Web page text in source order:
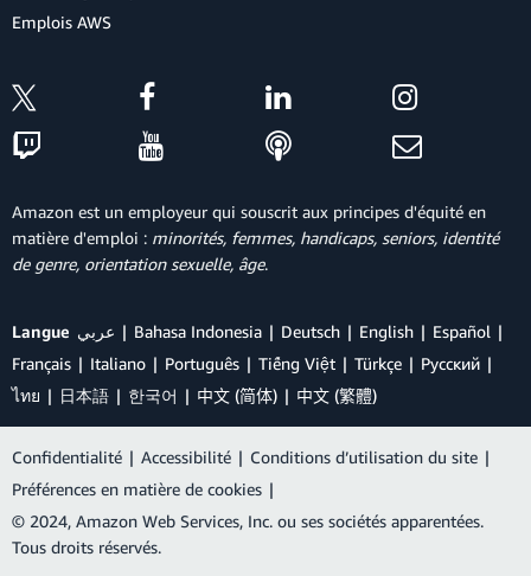
Emplois AWS
Amazon est un employeur qui souscrit aux principes d'équité en
matière d'emploi : minorités, femmes, handicaps, seniors, identité
de genre, orientation sexuelle, âge.
Langue عربي Bahasa Indonesia Deutsch English
Español
Français
Italiano Português Tiếng Việt Türkçe
Ρусский
ไทย
日本語 한국어 中文 (简体) 中文 (繁體)
Confidentialité | Accessibilité | Conditions d’utilisation du site |
Préférences en matière de cookies |
© 2024, Amazon Web Services, Inc. ou ses sociétés apparentées.
Tous droits réservés.